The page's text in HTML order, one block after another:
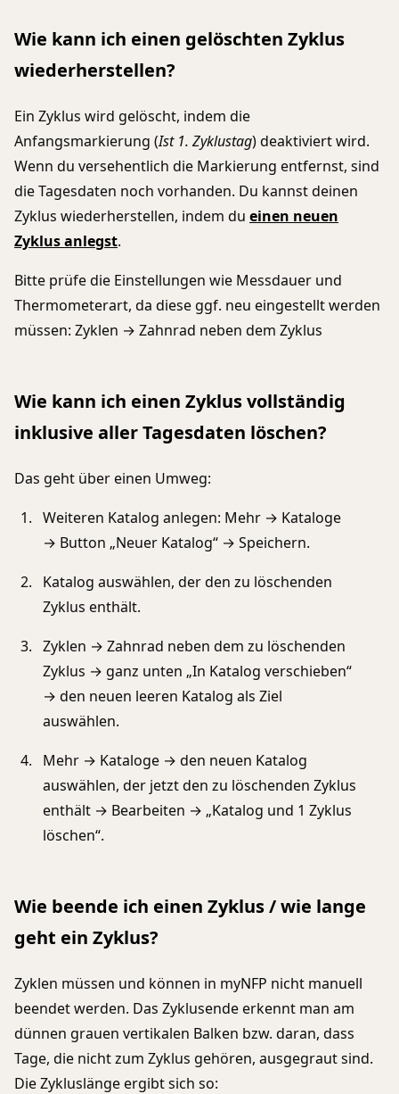
Wie kann ich einen gelöschten Zyklus
wiederherstellen?
Ein Zyklus wird gelöscht, indem die
Anfangsmarkierung (Ist 1. Zyklustag) deaktiviert wird.
Wenn du versehentlich die Markierung entfernst, sind
die Tagesdaten noch vorhanden. Du kannst deinen
Zyklus wiederherstellen, indem du einen neuen
Zyklus anlegst.
Bitte prüfe die Einstellungen wie Messdauer und
Thermometerart, da diese ggf. neu eingestellt werden
müssen: Zyklen → Zahnrad neben dem Zyklus
Wie kann ich einen Zyklus vollständig
inklusive aller Tagesdaten löschen?
Das geht über einen Umweg:
Weiteren Katalog anlegen: Mehr → Kataloge
→ Button „Neuer Katalog“ → Speichern.
Katalog auswählen, der den zu löschenden
Zyklus enthält.
Zyklen → Zahnrad neben dem zu löschenden
Zyklus → ganz unten „In Katalog verschieben“
→ den neuen leeren Katalog als Ziel
auswählen.
Mehr → Kataloge → den neuen Katalog
auswählen, der jetzt den zu löschenden Zyklus
enthält → Bearbeiten → „Katalog und 1 Zyklus
löschen“.
Wie beende ich einen Zyklus / wie lange
geht ein Zyklus?
Zyklen müssen und können in myNFP nicht manuell
beendet werden. Das Zyklusende erkennt man am
dünnen grauen vertikalen Balken bzw. daran, dass
Tage, die nicht zum Zyklus gehören, ausgegraut sind.
Die Zykluslänge ergibt sich so: